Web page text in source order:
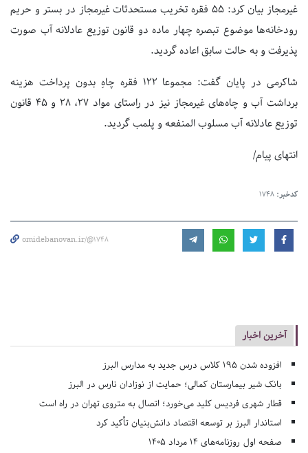
غیرمجاز بیان کرد: ۵۵ فقره تخریب مستحدثات غیرمجاز در بستر و حریم
رودخانه‌ها موضوع تبصره چهار ماده دو قانون توزیع عادلانه آب صورت
پذیرفت و به حالت سابق اعاده گردید.
شاکرمی در پایان گفت: مجموعا ۱۲۲ فقره چاهِ بدون پرداخت هزینه
برداشت آب و چاه‌های غیرمجاز نیز در راستای مواد ۲۷، ۲۸ و ۴۵ قانون
توزیع عادلانه آب مسلوب المنفعه و پلمب گردید.
انتهای پیام/
کدخبر: 1748
omidebanovan.ir/@1748
آخرین اخبار
افزوده شدن ۱۹۵ کلاس درس جدید به مدارس البرز
بانک شیر بیمارستان کمالی؛ حمایت از نوزادان نارس در البرز
قطار شهری فردیس کلید می‌خورد؛ اتصال به متروی تهران در راه است
استاندار البرز بر توسعه اقتصاد دانش‌بنیان تأکید کرد
صفحه اول روزنامه‌های 14 مرداد 1405